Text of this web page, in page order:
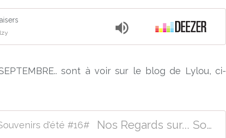
sont à voir sur le blog de Lylou, ci-
Nos Regards sur... Souvenirs d'été #16#